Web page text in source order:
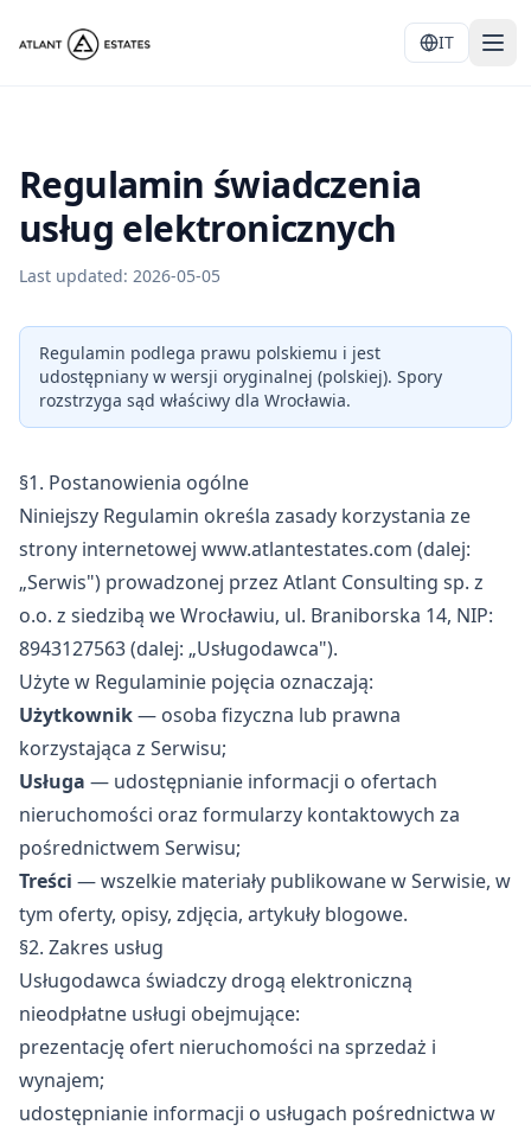
IT
Regulamin świadczenia
usług elektronicznych
Last updated: 2026-05-05
Regulamin podlega prawu polskiemu i jest
udostępniany w wersji oryginalnej (polskiej). Spory
rozstrzyga sąd właściwy dla Wrocławia.
§1. Postanowienia ogólne
Niniejszy Regulamin określa zasady korzystania ze
strony internetowej www.atlantestates.com (dalej:
„Serwis") prowadzonej przez Atlant Consulting sp. z
o.o. z siedzibą we Wrocławiu, ul. Braniborska 14, NIP:
8943127563 (dalej: „Usługodawca").
Użyte w Regulaminie pojęcia oznaczają:
Użytkownik— osoba fizyczna lub prawna
korzystająca z Serwisu;
Usługa — udostępnianie informacji o ofertach
nieruchomości oraz formularzy kontaktowych za
pośrednictwem Serwisu;
Treści — wszelkie materiały publikowane w Serwisie, w
tym oferty, opisy, zdjęcia, artykuły blogowe.
§2. Zakres usług
Usługodawca świadczy drogą elektroniczną
nieodpłatne usługi obejmujące:
prezentację ofert nieruchomości na sprzedaż i
wynajem;
udostępnianie informacji o usługach pośrednictwa w